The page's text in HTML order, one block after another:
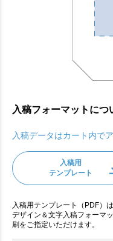
入稿フォーマットにつ
入稿データはカート内で
入稿用
テンプレート
入稿用テンプレート（PDF）
デザイン＆文字入稿フォーマ
刷をご指定いただけます。